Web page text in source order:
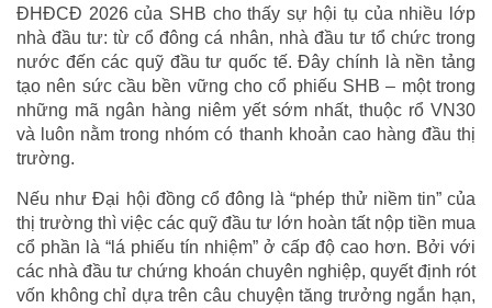
ĐHĐCĐ 2026 của SHB cho thấy sự hội tụ của nhiều lớp
nhà đầu tư: từ cổ đông cá nhân, nhà đầu tư tổ chức trong
nước đến các quỹ đầu tư quốc tế. Đây chính là nền tảng
tạo nên sức cầu bền vững cho cổ phiếu SHB – một trong
những mã ngân hàng niêm yết sớm nhất, thuộc rổ VN30
và luôn nằm trong nhóm có thanh khoản cao hàng đầu thị
trường.
Nếu như Đại hội đồng cổ đông là “phép thử niềm tin” của
thị trường thì việc các quỹ đầu tư lớn hoàn tất nộp tiền mua
cổ phần là “lá phiếu tín nhiệm” ở cấp độ cao hơn. Bởi với
các nhà đầu tư chứng khoán chuyên nghiệp, quyết định rót
vốn không chỉ dựa trên câu chuyện tăng trưởng ngắn hạn,